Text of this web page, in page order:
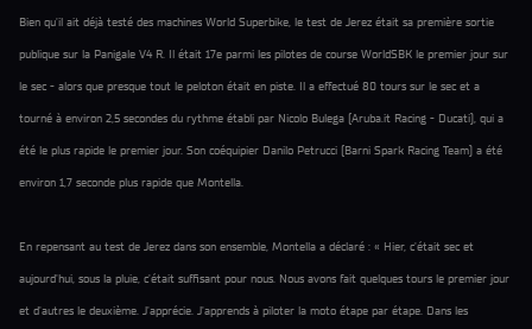
Bien qu'il ait déjà testé des machines World Superbike, le test de Jerez était sa première sortie
publique sur la Panigale V4 R. Il était 17e parmi les pilotes de course WorldSBK le premier jour sur
le sec - alors que presque tout le peloton était en piste. Il a effectué 80 tours sur le sec et a
tourné à environ 2,5 secondes du rythme établi par Nicolo Bulega (Aruba.it Racing - Ducati), qui a
été le plus rapide le premier jour. Son coéquipier Danilo Petrucci (Barni Spark Racing Team) a été
environ 1,7 seconde plus rapide que Montella.
En repensant au test de Jerez dans son ensemble, Montella a déclaré : « Hier, c'était sec et
aujourd'hui, sous la pluie, c'était suffisant pour nous. Nous avons fait quelques tours le premier jour
et d'autres le deuxième. J'apprécie. J'apprends à piloter la moto étape par étape. Dans les